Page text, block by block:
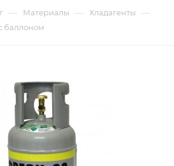
— Материалы — Хладагенты —
баллоном